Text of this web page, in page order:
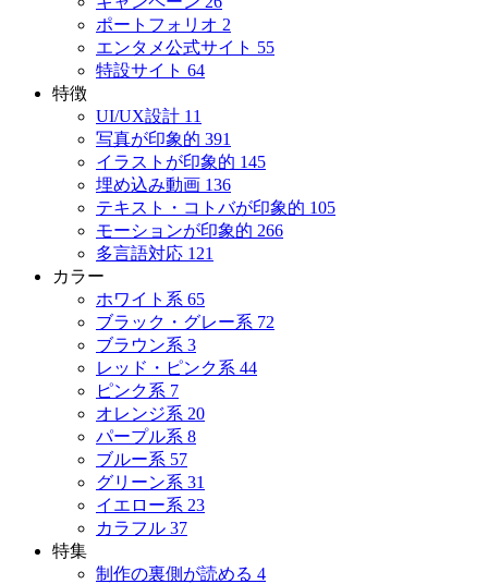
ポートフォリオ 2
エンタメ公式サイト 55
特設サイト 64
特徴
UI/UX設計 11
写真が印象的 391
イラストが印象的 145
埋め込み動画 136
テキスト・コトバが印象的 105
モーションが印象的 266
多言語対応 121
カラー
ホワイト系 65
ブラック・グレー系 72
ブラウン系 3
レッド・ピンク系 44
ピンク系 7
オレンジ系 20
パープル系 8
ブルー系 57
グリーン系 31
イエロー系 23
カラフル 37
特集
制作の裏側が読める 4